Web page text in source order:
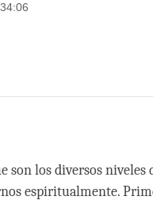
34:06
son los diversos niveles
espiritualmente.